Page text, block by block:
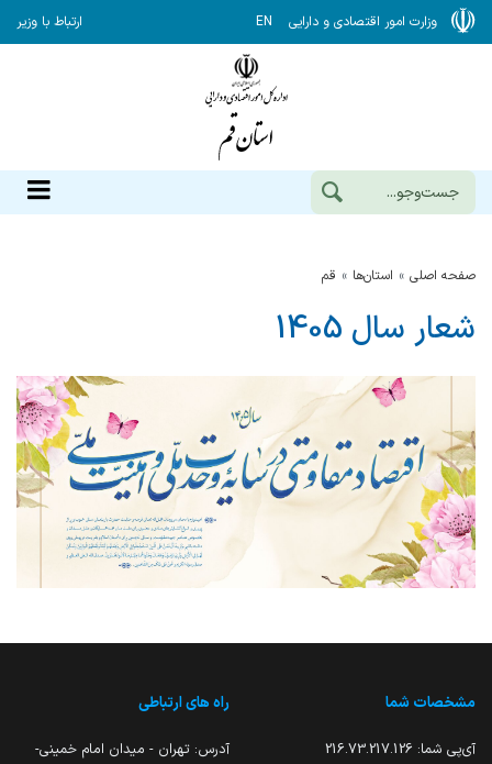
وزارت امور اقتصادی و دارایی EN ارتباط با وزیر
صفحه اصلی استان‌ها قم
شعار سال 1405
مشخصات شما
آی‌پی شما: 216.73.217.126
راه های ارتباطی
آدرس: تهران - میدان امام خمینی-